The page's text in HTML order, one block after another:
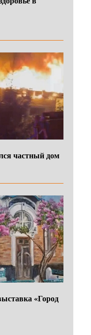
частный дом
«Город